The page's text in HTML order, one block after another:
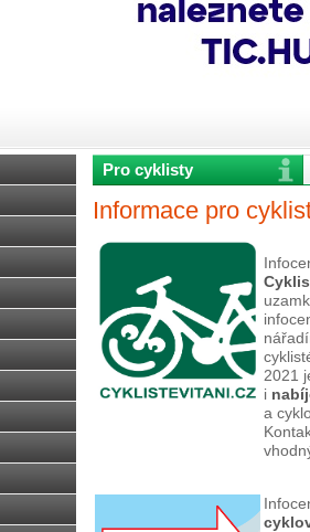
Pro cyklisty
Informace pro
2021
i
a